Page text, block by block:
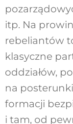
itp. Na
rebeliantów
klasyczne
oddziałów,
na
formacji
i tam, od